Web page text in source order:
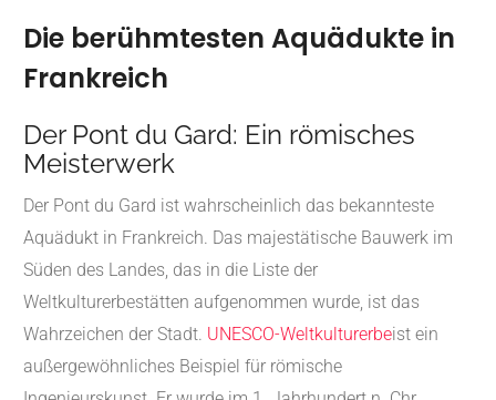
Die berühmtesten Aquädukte in
Frankreich
Der Pont du Gard: Ein römisches
Meisterwerk
Der Pont du Gard ist wahrscheinlich das bekannteste
Aquädukt in Frankreich. Das majestätische Bauwerk im
Süden des Landes, das in die Liste der
Weltkulturerbestätten aufgenommen wurde, ist das
Wahrzeichen der Stadt. UNESCO-Weltkulturerbeist ein
außergewöhnliches Beispiel für römische